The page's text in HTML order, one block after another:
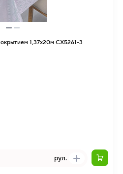
1,37х20м CX5261-3
рул.